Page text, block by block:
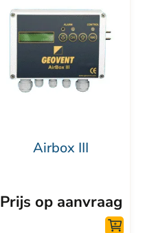
Airbox III
Prijs op aanvraag